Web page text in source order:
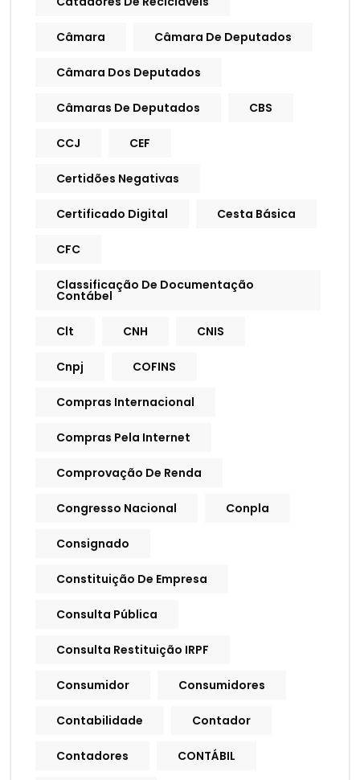
Câmara Câmara De Deputados
Câmara Dos Deputados
Câmaras De Deputados CBS
CCJ CEF
Certidões Negativas
Certificado Digital Cesta Básica
CFC
Classificação De Documentação
Contábel
Clt CNH CNIS
Cnpj COFINS
Compras Internacional
Compras Pela Internet
Comprovação De Renda
Congresso Nacional Conpla
Consignado
Constituição De Empresa
Consulta Pública
Consulta Restituição IRPF
Consumidor Consumidores
Contabilidade Contador
Contadores CONTÁBIL